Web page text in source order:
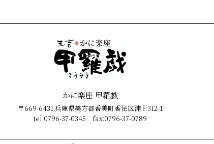
かに楽座 甲羅戯
〒669-6431 兵庫県美方郡香美町香住区浦上312-1
tel:0796-37-0345 fax:0796-37-0789